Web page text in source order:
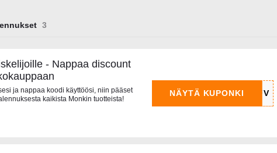
- Nappaa discount
ja nappaa koodi käyttöösi, niin pääset
kaikista Monkin tuotteista!
NÄYTÄ KUPONKI